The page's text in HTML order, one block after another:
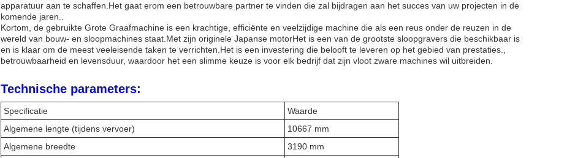
apparatuur aan te schaffen.Het gaat erom een betrouwbare partner te vinden die zal bijdragen aan het succes van uw projecten in de
komende jaren..
Kortom, de gebruikte Grote Graafmachine is een krachtige, efficiënte en veelzijdige machine die als een reus onder de reuzen in de
wereld van bouw- en sloopmachines staat.Met zijn originele Japanse motorHet is een van de grootste sloopgravers die beschikbaar is
en is klaar om de meest veeleisende taken te verrichten.Het is een investering die belooft te leveren op het gebied van prestaties.,
betrouwbaarheid en levensduur, waardoor het een slimme keuze is voor elk bedrijf dat zijn vloot zware machines wil uitbreiden.
Technische parameters:
Specificatie
Waarde
Algemene lengte (tijdens vervoer)
10667 mm
Algemene breedte
3190 mm